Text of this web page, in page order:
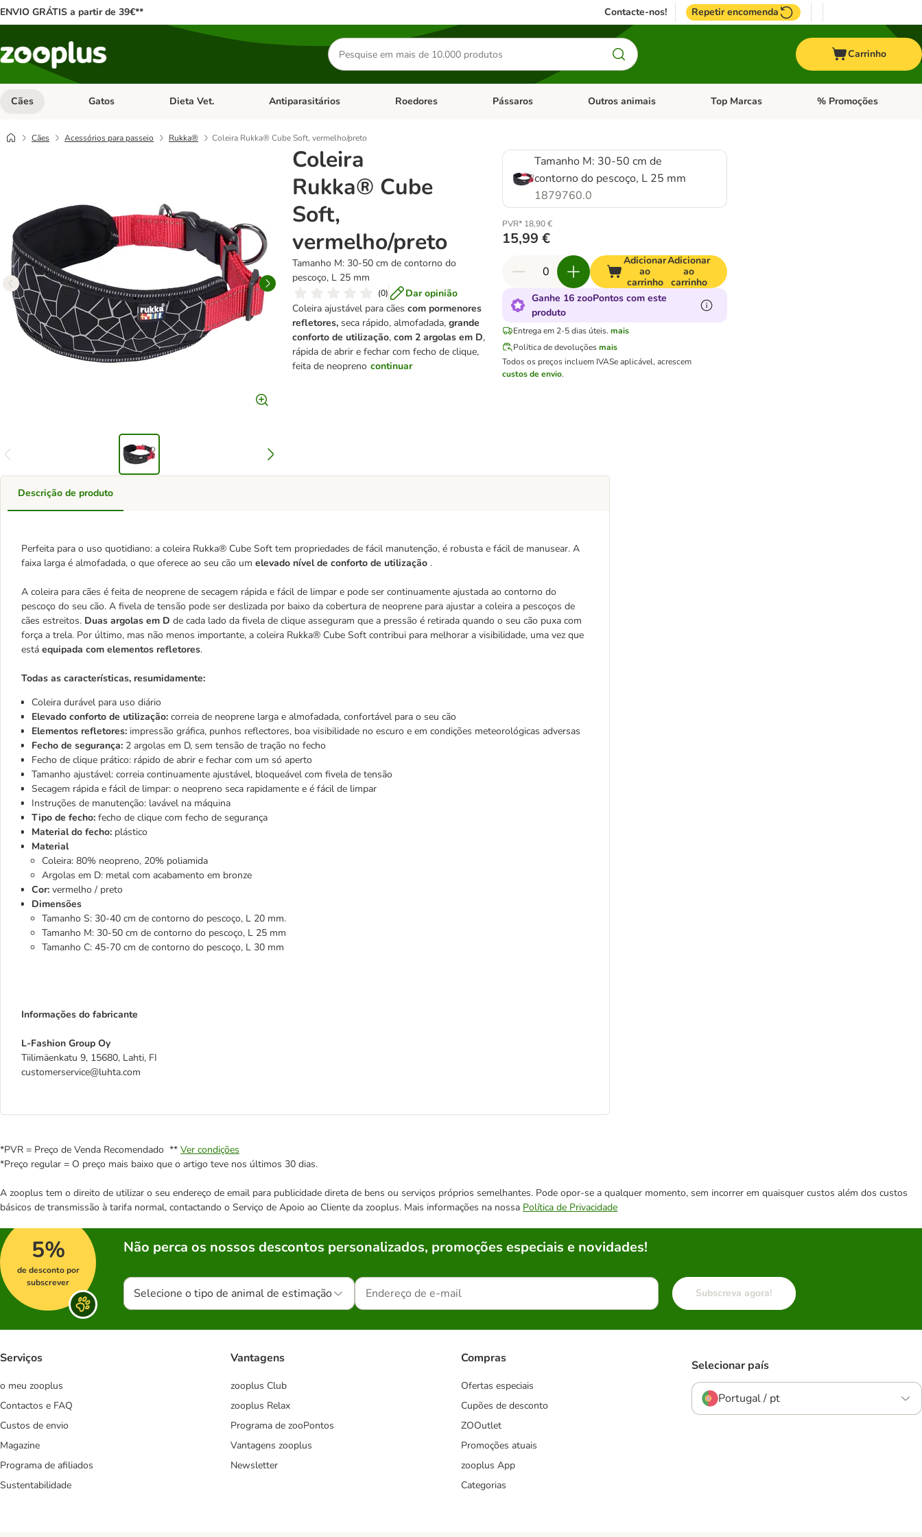
ENVIO GRÁTIS a partir de 39€** Contacte-nos! Repetir encomenda
Pesquisar
produtos
Carrinho
Cães Abrir menu de categoria: Cães
Gatos Abrir menu de categoria: Gatos
Dieta Vet. Abrir menu de categoria: Dieta Vet.
Antiparasitários Abrir menu de categoria: Antiparasitários
Roedores Abrir menu de categoria: Roedores
Pássaros Abrir menu de categoria: Pássaros
Outros animais Abrir menu de categoria: Outros animais
Top Marcas Abrir menu de categoria:
% Promoções
Cães Acessórios para passeio Rukka® Coleira Rukka® Cube Soft, vermelho/preto
Coleira
Rukka® Cube
Soft,
vermelho/preto
Tamanho M: 30-50 cm de contorno do
pescoço, L 25 mm
(0)
Dar opinião
Coleira ajustável para cães com pormenores
refletores, seca rápido, almofadada, grande
conforto de utilização, com 2 argolas em D,
rápida de abrir e fechar com fecho de clique,
feita de neopreno continuar
Tamanho M: 30-50 cm de
contorno do pescoço, L 25 mm
1879760.0
PVR* 18,90 €
15,99 €
Adicionar
ao
carrinho
Adicionar
ao
carrinho
Ganhe 16 zooPontos com este
produto
Entrega em 2-5 dias úteis. mais
Política de devoluçõesmais
Todos os preços incluem IVASe aplicável, acrescem
custos de envio.
Descrição de produto
Perfeita para o uso quotidiano: a coleira Rukka® Cube Soft tem propriedades de fácil manutenção, é robusta e fácil de manusear. A
faixa larga é almofadada, o que oferece ao seu cão um elevado nível de conforto de utilização .
A coleira para cães é feita de neoprene de secagem rápida e fácil de limpar e pode ser continuamente ajustada ao contorno do
pescoço do seu cão. A fivela de tensão pode ser deslizada por baixo da cobertura de neoprene para ajustar a coleira a pescoços de
cães estreitos. Duas argolas em D de cada lado da fivela de clique asseguram que a pressão é retirada quando o seu cão puxa com
força a trela. Por último, mas não menos importante, a coleira Rukka® Cube Soft contribui para melhorar a visibilidade, uma vez que
está equipada com elementos refletores.
Todas as características, resumidamente:
Coleira durável para uso diário
Elevado conforto de utilização: correia de neoprene larga e almofadada, confortável para o seu cão
Elementos refletores: impressão gráfica, punhos reflectores, boa visibilidade no escuro e em condições meteorológicas adversas
Fecho de segurança: 2 argolas em D, sem tensão de tração no fecho
Fecho de clique prático: rápido de abrir e fechar com um só aperto
Tamanho ajustável: correia continuamente ajustável, bloqueável com fivela de tensão
Secagem rápida e fácil de limpar: o neopreno seca rapidamente e é fácil de limpar
Instruções de manutenção: lavável na máquina
Tipo de fecho: fecho de clique com fecho de segurança
Material do fecho: plástico
Material
Coleira: 80% neopreno, 20% poliamida
Argolas em D: metal com acabamento em bronze
Cor: vermelho / preto
Dimensões
Tamanho S: 30-40 cm de contorno do pescoço, L 20 mm.
Tamanho M: 30-50 cm de contorno do pescoço, L 25 mm
Tamanho C: 45-70 cm de contorno do pescoço, L 30 mm
Informações do fabricante
L-Fashion Group Oy
Tiilimäenkatu 9, 15680, Lahti, FI
customerservice@luhta.com
*PVR = Preço de Venda Recomendado ** Ver condições
*Preço regular = O preço mais baixo que o artigo teve nos últimos 30 dias.
A zooplus tem o direito de utilizar o seu endereço de email para publicidade direta de bens ou serviços próprios semelhantes. Pode opor-se a qualquer momento, sem incorrer em quaisquer custos além dos custos
básicos de transmissão à tarifa normal, contactando o Serviço de Apoio ao Cliente da zooplus. Mais informações na nossa Política de Privacidade
5%
de desconto por
subscrever
Não perca os nossos descontos personalizados, promoções especiais e novidades!
Selecione o tipo de animal de estimação Subscreva agora!
Serviços
o meu zooplus
Contactos e FAQ
Custos de envio
Magazine
Programa de afiliados
Sustentabilidade
Vantagens
zooplus Club
zooplus Relax
Programa de zooPontos
Vantagens zooplus
Newsletter
Compras
Ofertas especiais
Cupões de desconto
ZOOutlet
Promoções atuais
zooplus App
Categorias
Selecionar país
Portugal / pt